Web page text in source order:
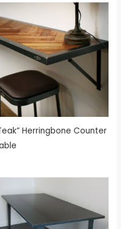
m
Herringbone Counter